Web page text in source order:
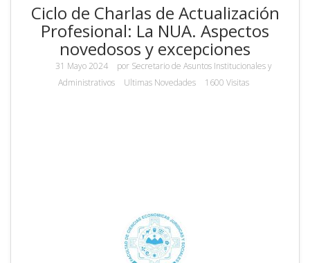
Ciclo de Charlas de Actualización
Profesional: La NUA. Aspectos
novedosos y excepciones
31 Mayo 2024 por Secretario de Asuntos Institucionales y
Administrativos
Ultimas Novedades 1600 Visitas